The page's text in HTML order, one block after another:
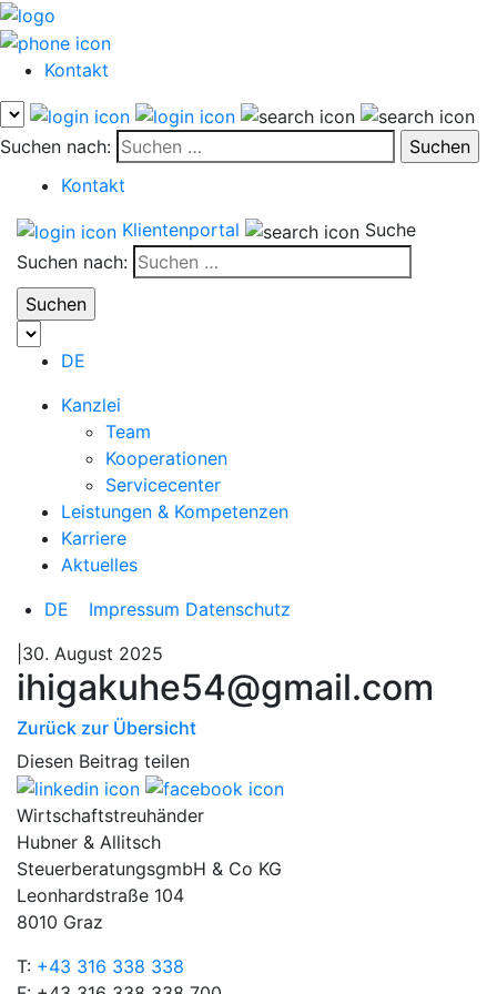
Kontakt
Suchen nach:
Kontakt
Klientenportal
Suche
Suchen nach:
DE
Kanzlei
Team
Kooperationen
Servicecenter
Leistungen & Kompetenzen
Karriere
Aktuelles
DE
Impressum Datenschutz
|30. August 2025
ihigakuhe54@gmail.com
Zurück zur Übersicht
Diesen Beitrag teilen
Wirtschaftstreuhänder
Hubner & Allitsch
SteuerberatungsgmbH & Co KG
Leonhardstraße 104
8010 Graz
T: +43 316 338 338